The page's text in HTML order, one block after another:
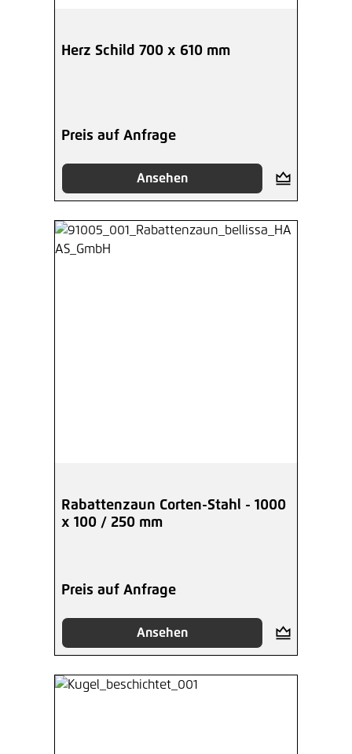
Herz Schild 700 x 610 mm
Preis auf Anfrage
Ansehen
Rabattenzaun Corten-Stahl - 1000
x 100 / 250 mm
Preis auf Anfrage
Ansehen